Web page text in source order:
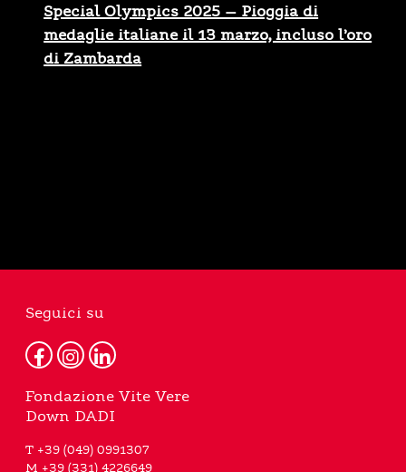
Special Olympics 2025 – Pioggia di
medaglie italiane il 13 marzo, incluso l’oro
di Zambarda
Seguici su
Fondazione Vite Vere
Down DADI
T +39 (049) 0991307
M +39 (331) 4226649